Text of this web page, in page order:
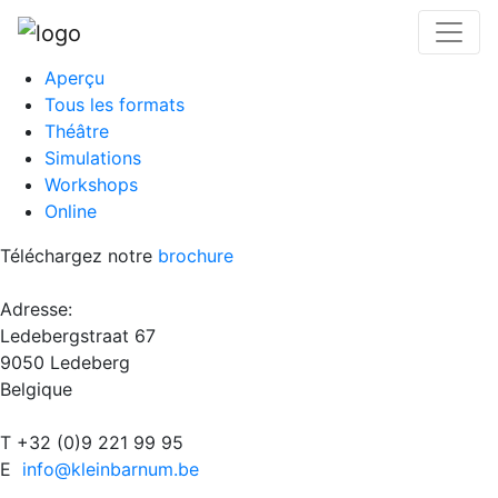
Aperçu
Tous les formats
Théâtre
Simulations
Workshops
Online
Téléchargez notre brochure
Adresse:
Ledebergstraat 67
9050 Ledeberg
Belgique
T +32 (0)9 221 99 95
E info@kleinbarnum.be